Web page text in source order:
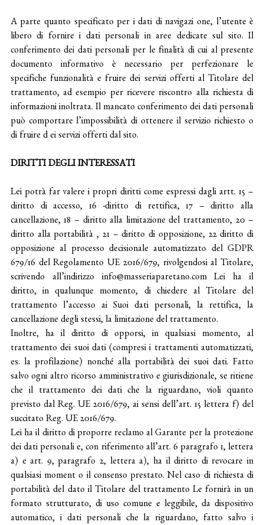
A parte quanto specificato per i dati di navigazi one, l’utente è
libero di fornire i dati personali in aree dedicate sul sito. Il
conferimento dei dati personali per le finalità di cui al presente
documento informativo è necessario per perfezionare le
specifiche funzionalità e fruire dei servizi offerti al Titolare del
trattamento, ad esempio per ricevere riscontro alla richiesta di
informazioni inoltrata. Il mancato conferimento dei dati personali
può comportare l’impossibilità di ottenere il servizio richiesto o
di fruire d ei servizi offerti dal sito.
DIRITTI DEGLI INTERESSATI
Lei potrà far valere i propri diritti come espressi dagli artt. 15 –
diritto di accesso, 16 -diritto di rettifica, 17 – diritto alla
cancellazione, 18 – diritto alla limitazione del trattamento, 20 –
diritto alla portabilità , 21 – diritto di opposizione, 22 diritto di
opposizione al processo decisionale automatizzato del GDPR
679/16 del Regolamento UE 2016/679, rivolgendosi al Titolare,
scrivendo all’indirizzo info@masseriaparetano.com Lei ha il
diritto, in qualunque momento, di chiedere al Titolare del
trattamento l’accesso ai Suoi dati personali, la rettifica, la
cancellazione degli stessi, la limitazione del trattamento.
Inoltre, ha il diritto di opporsi, in qualsiasi momento, al
trattamento dei suoi dati (compresi i trattamenti automatizzati,
es. la profilazione) nonché alla portabilità dei suoi dati. Fatto
salvo ogni altro ricorso amministrativo e giurisdizionale, se ritiene
che il trattamento dei dati che la riguardano, violi quanto
previsto dal Reg. UE 2016/679, ai sensi dell’art. 15 lettera f) del
succitato Reg. UE 2016/679.
Lei ha il diritto di proporre reclamo al Garante per la protezione
dei dati personali e, con riferimento all’art. 6 paragrafo 1, lettera
a) e art. 9, paragrafo 2, lettera a), ha il diritto di revocare in
qualsiasi moment o il consenso prestato. Nel caso di richiesta di
portabilità del dato il Titolare del trattamento Le fornirà in un
formato strutturato, di uso comune e leggibile, da dispositivo
automatico, i dati personali che la riguardano, fatto salvo i